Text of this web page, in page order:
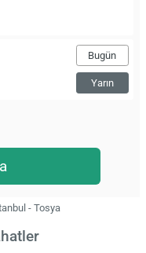
Bugün
Yarın
- Tosya